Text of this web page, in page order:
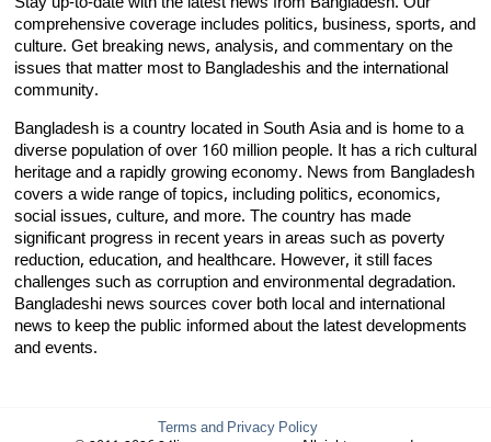
comprehensive coverage includes politics, business, sports, and
culture. Get breaking news, analysis, and commentary on the
issues that matter most to Bangladeshis and the international
community.
Bangladesh is a country located in South Asia and is home to a
diverse population of over 160 million people. It has a rich cultural
heritage and a rapidly growing economy. News from Bangladesh
covers a wide range of topics, including politics, economics,
social issues, culture, and more. The country has made
significant progress in recent years in areas such as poverty
reduction, education, and healthcare. However, it still faces
challenges such as corruption and environmental degradation.
Bangladeshi news sources cover both local and international
news to keep the public informed about the latest developments
and events.
Terms and Privacy Policy